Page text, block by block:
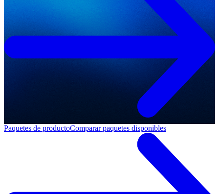
Paquetes de productoComparar paquetes disponibles